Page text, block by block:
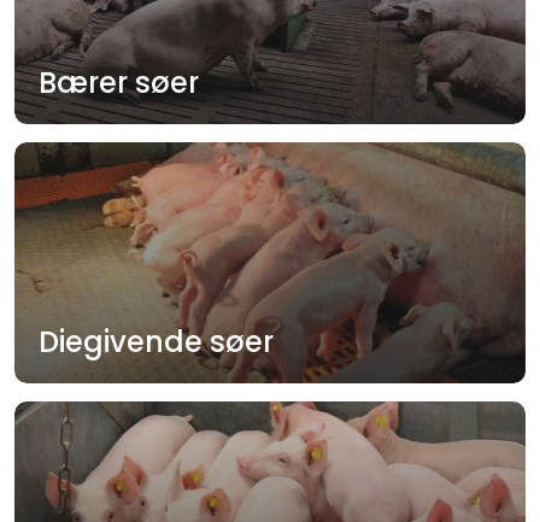
Bærer søer
Diegivende søer